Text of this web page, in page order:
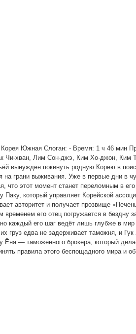
Корея Южная Слоган: - Время: 1 ч 46 мин
Чи-хван, Лим Сон-джэ, Ким Хо-джон, Ким
вынужден покинуть родную Корею в
на грани выживания. Уже в первые дни в
что этот момент станет переломным в
который управляет Корейской
авторитет и получает прозвище
его отец погружается в бездну
каждый его шаг ведёт лишь глубже в мир
груз едва не задерживает таможня, и
Ёна — таможенного брокера, который
правила этого беспощадного мира и